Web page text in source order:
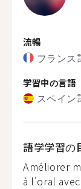
流暢
フランス
学習中の言語
スペイン
語学学習の
Améliorer
à l'oral